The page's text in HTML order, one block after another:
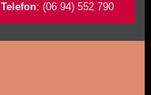
Telefon: (06 94) 552 790